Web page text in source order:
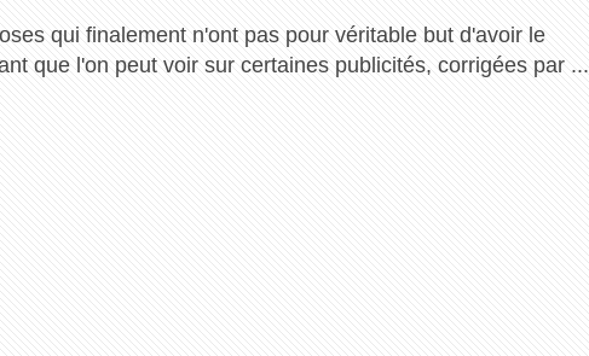
qui finalement n'ont pas pour véritable but d'avoir le
que l'on peut voir sur certaines publicités, corrigées par ...